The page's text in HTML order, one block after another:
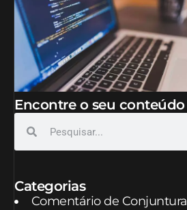
Encontre o seu conteúdo
Categorias
Comentário de Conjuntura